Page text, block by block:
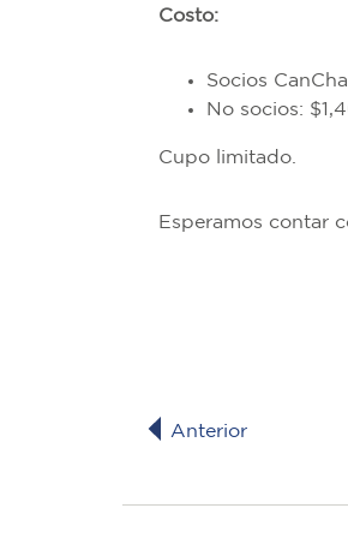
Costo:
Socios
No socios:
Cupo limitado.
Esperamos contar
Anterior